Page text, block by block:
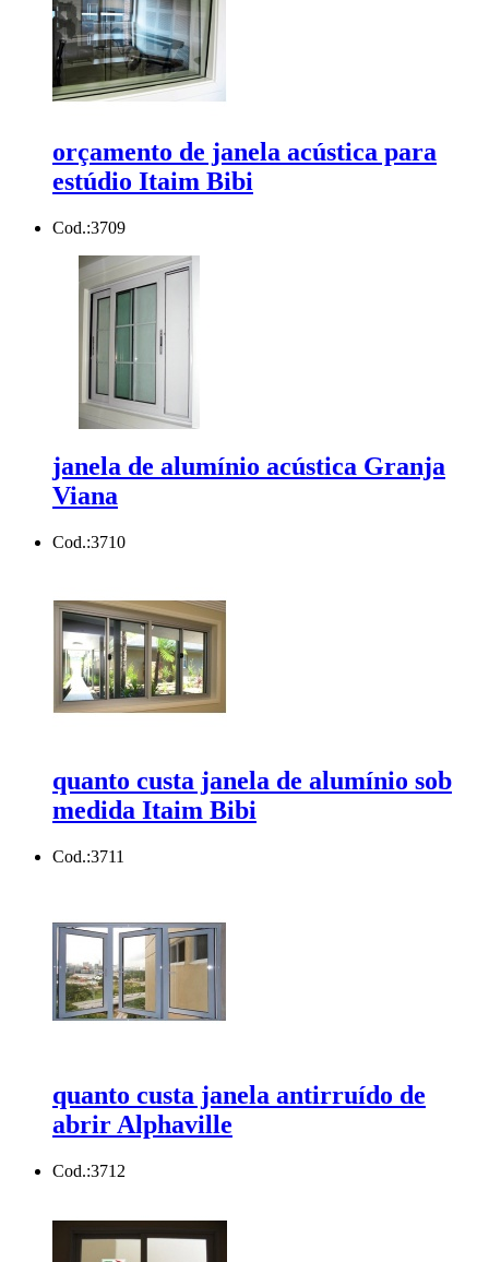
orçamento de janela acústica para
estúdio Itaim Bibi
Cod.:3709
janela de alumínio acústica Granja
Viana
Cod.:3710
quanto custa janela de alumínio sob
medida Itaim Bibi
Cod.:3711
quanto custa janela antirruído de
abrir Alphaville
Cod.:3712